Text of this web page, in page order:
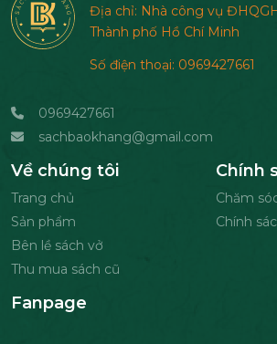
Địa chỉ: Nhà công vụ
Thành phố Hồ Chí Minh
Số điện thoại: 0969427661
0969427661
sachbaokhang@gmail.com
Về chúng tôi
Trang chủ
Sản phẩm
Bên lề sách vở
Thu mua sách cũ
Chính
Chăm
Chính
Fanpage